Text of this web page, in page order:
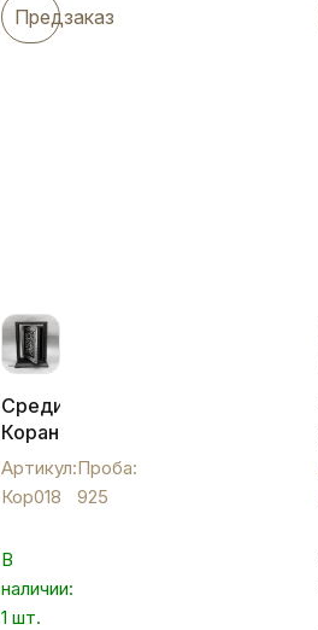
Предзаказ
Средий
Коран
в
серебре
на
подставке,
Кор018
Артикул:
Кор018
Проба:
925
В
наличии:
1 шт.